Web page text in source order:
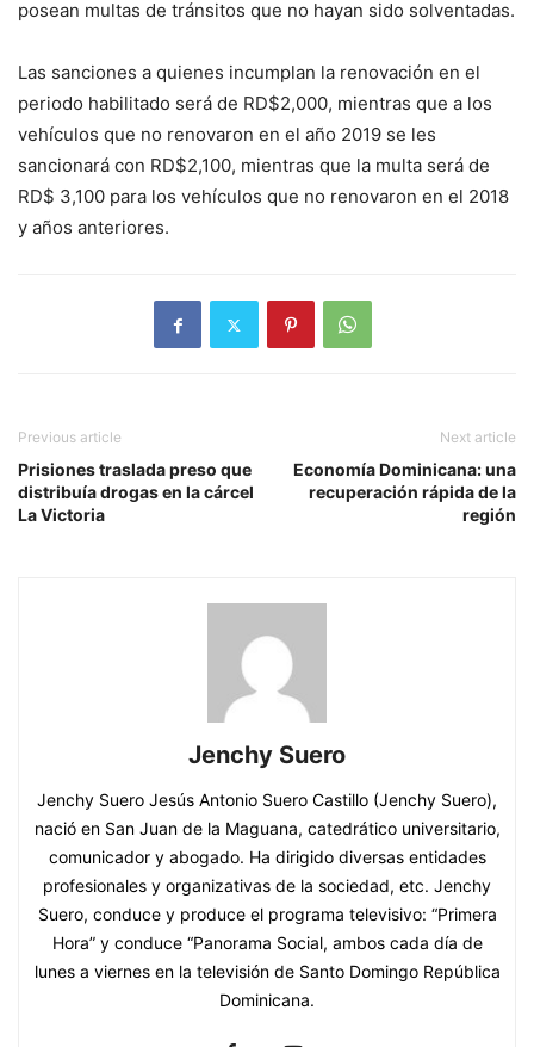
posean multas de tránsitos que no hayan sido solventadas.
Las sanciones a quienes incumplan la renovación en el
periodo habilitado será de RD$2,000, mientras que a los
vehículos que no renovaron en el año 2019 se les
sancionará con RD$2,100, mientras que la multa será de
RD$ 3,100 para los vehículos que no renovaron en el 2018
y años anteriores.
Previous article
Prisiones traslada preso que
distribuía drogas en la cárcel
La Victoria
Next article
Economía Dominicana: una
recuperación rápida de la
región
Jenchy Suero
Jenchy Suero Jesús Antonio Suero Castillo (Jenchy Suero),
nació en San Juan de la Maguana, catedrático universitario,
comunicador y abogado. Ha dirigido diversas entidades
profesionales y organizativas de la sociedad, etc. Jenchy
Suero, conduce y produce el programa televisivo: “Primera
Hora” y conduce “Panorama Social, ambos cada día de
lunes a viernes en la televisión de Santo Domingo República
Dominicana.